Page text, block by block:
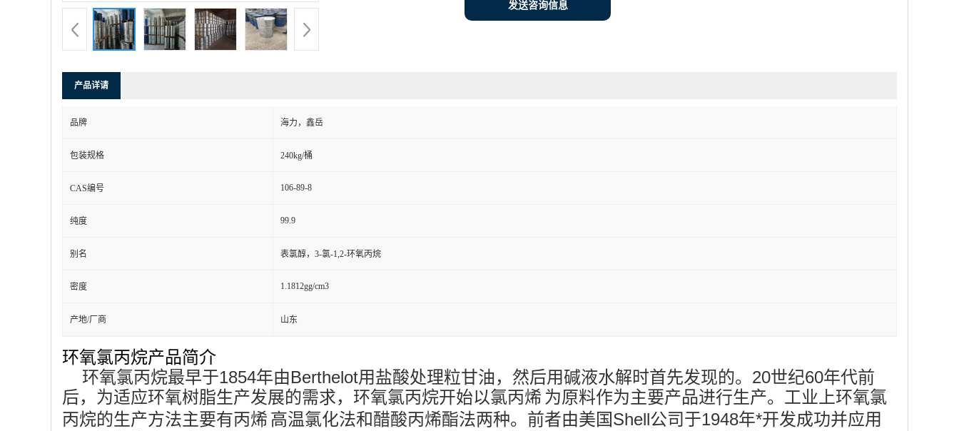
发送咨询信息
产品详请
品牌 海力，鑫岳
包装规格 240kg/桶
CAS编号 106-89-8
纯度 99.9
别名 表氯醇，3-氯-1,2-环氧丙烷
密度 1.1812gg/cm3
产地/厂商 山东
环氧氯丙烷产品简介
环氧氯丙烷最早于1854年由Berthelot用盐酸处理粒甘油，然后用碱液水解时首先发现的。20世纪60年代前
后，为适应环氧树脂生产发展的需求，环氧氯丙烷开始以氯丙烯 为原料作为主要产品进行生产。工业上环氧氯
丙烷的生产方法主要有丙烯 高温氯化法和醋酸丙烯酯法两种。前者由美国Shell公司于1948年*开发成功并应用